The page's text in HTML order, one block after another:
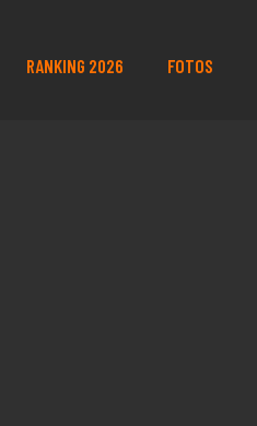
RANKING 2026 FOTOS